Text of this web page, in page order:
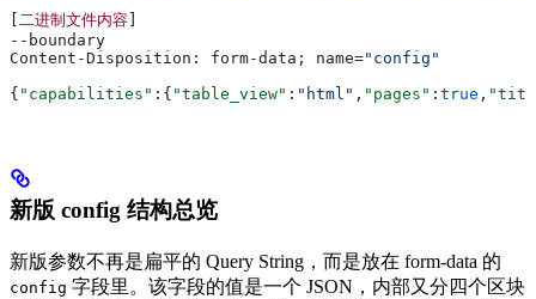
二进制文件内容
--boundary
Content-Disposition: form-data; name="config"
{ "capabilities" :{ "table_view" : "html" , "pages" : true ,
新版 config 结构总览
新版参数不再是扁平的 Query String，而是放在 form-data 的
config 字段里。该字段的值是一个 JSON，内部又分四个区块